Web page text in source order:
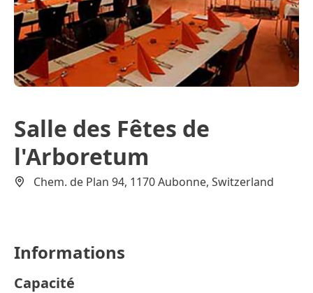
Salle des Fêtes de
l'Arboretum
Chem. de Plan 94, 1170 Aubonne, Switzerland
Informations
Capacité